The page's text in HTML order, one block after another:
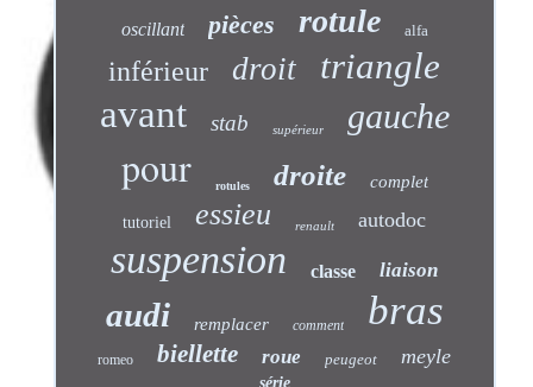
oscillant pièces rotule alfa
inférieur droit triangle
avant stab supérieur gauche
pour rotules droite complet
tutoriel essieu renault autodoc
suspension classe liaison
audi remplacer comment bras
romeo biellette roue peugeot meyle
série